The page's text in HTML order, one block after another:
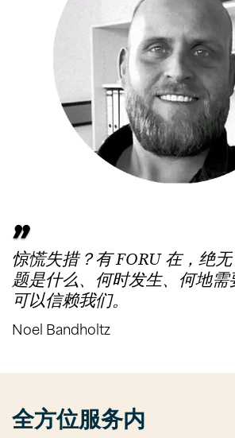
惊慌失措？有 FORU 在，绝
题是什么、何时发生、何地需
可以信赖我们。
Noel Bandholtz
全方位服务内